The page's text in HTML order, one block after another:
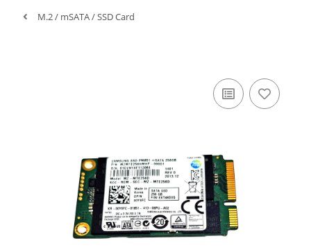
M.2 / mSATA / SSD Card